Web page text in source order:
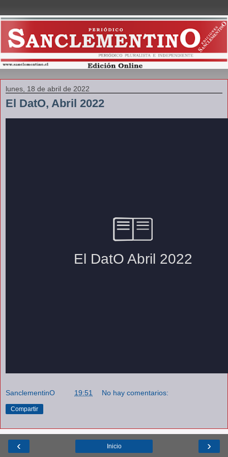
lunes, 18 de abril de 2022
El DatO, Abril 2022
SanclementinO 19:51 No hay comentarios:
Compartir
‹ ›
Inicio